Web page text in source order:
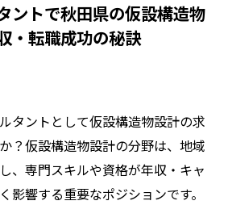
ントで秋田県の仮設構造物
・転職成功の秘訣
タントとして仮設構造物設計の求
？仮設構造物設計の分野は、地域
、専門スキルや資格が年収・キャ
影響する重要なポジションです。